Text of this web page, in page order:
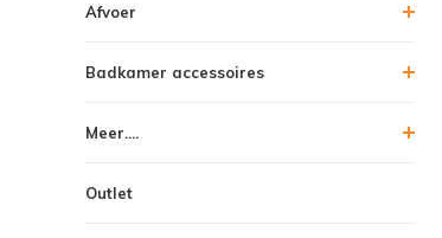
Afvoer
Badkamer accessoires
Meer....
Outlet